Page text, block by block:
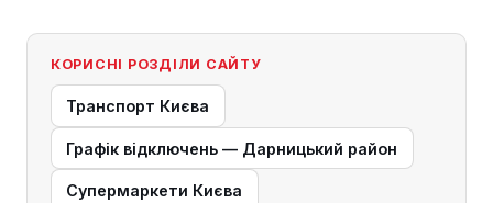
КОРИСНІ РОЗДІЛИ САЙТУ
Транспорт Києва
Графік відключень — Дарницький район
Супермаркети Києва